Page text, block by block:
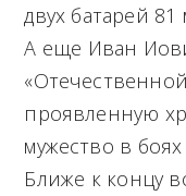
двух батарей
А еще Иван
проявленную
мужество в
Ближе к концу